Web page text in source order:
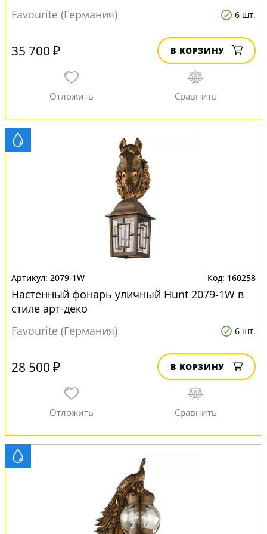
Favourite (Германия)
6 шт.
35 700 ₽ В КОРЗИНУ
2079-1W 160258
Настенный фонарь уличный Hunt 2079-1W в
стиле арт-деко
Favourite (Германия)
6 шт.
28 500 ₽ В КОРЗИНУ